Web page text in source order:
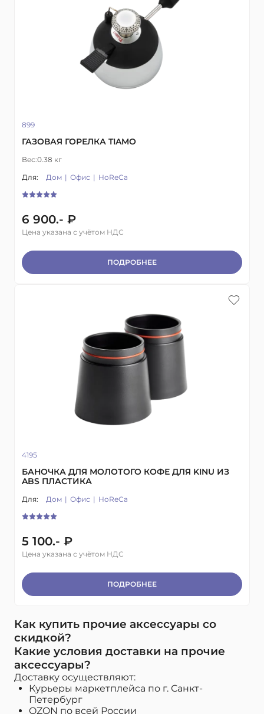
899
ГАЗОВАЯ ГОРЕЛКА TIAMO
Вес:0.38 кг
Для:
Дом Офис HoReCa
6 900.- ₽
Цена указана с учётом НДС
ПОДРОБНЕЕ
4195
БАНОЧКА ДЛЯ МОЛОТОГО КОФЕ ДЛЯ KINU ИЗ
ABS ПЛАСТИКА
Для: Дом Офис HoReCa
5 100.- ₽
Цена указана с учётом НДС
ПОДРОБНЕЕ
Как купить прочие аксессуары со
скидкой?
Какие условия доставки на прочие
аксессуары?
Доставку осуществляют:
Курьеры маркетплейса по г. Санкт-
Петербург
OZON по всей России